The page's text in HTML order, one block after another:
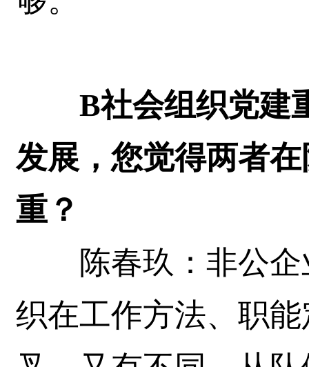
B社会组织党建
发展，您觉得两者
重？
陈春玖：非公企
织在工作方法、职